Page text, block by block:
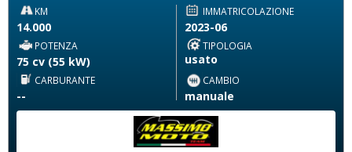
KM
14.000
IMMATRICOLAZIONE
2023-06
POTENZA
75 cv (55 kW)
TIPOLOGIA
usato
CARBURANTE
--
CAMBIO
manuale